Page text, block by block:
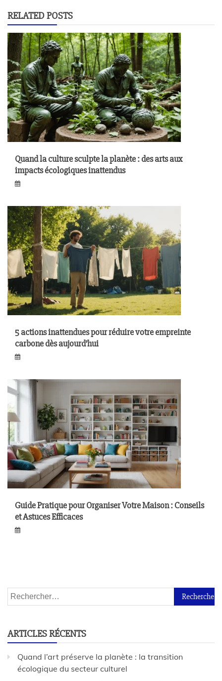
RELATED POSTS
Quand la culture sculpte la planète : des arts aux
impacts écologiques inattendus
5 actions inattendues pour réduire votre empreinte
carbone dès aujourd’hui
Guide Pratique pour Organiser Votre Maison : Conseils
et Astuces Efficaces
ARTICLES RÉCENTS
Quand l’art préserve la planète : la transition
écologique du secteur culturel